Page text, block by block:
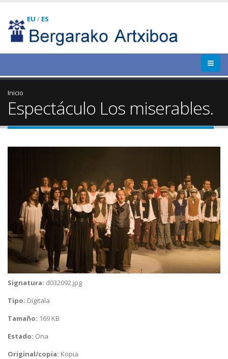
EU / ES
Inicio
Espectáculo Los miserables.
Signatura: d032092.jpg
Tipo: Digitala
Tamaño: 169 KB
Estado: Ona
Original/copia: Kopia